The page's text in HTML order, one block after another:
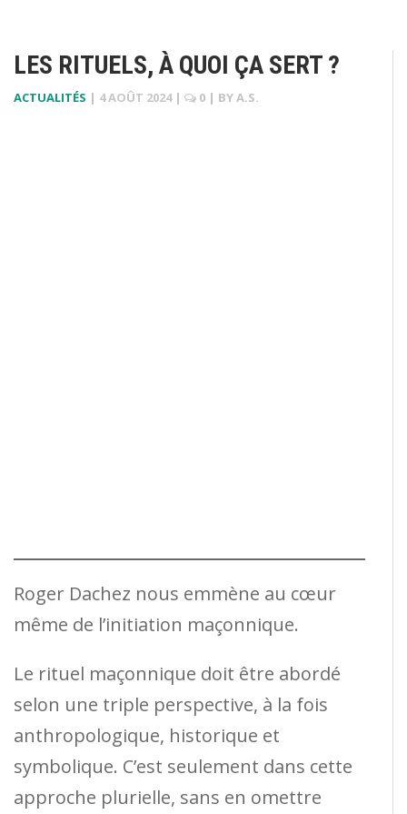
LES RITUELS, À QUOI ÇA SERT ?
ACTUALITÉS | 4 AOÛT 2024 | 0 | BYA.S.
Roger Dachez nous emmène au cœur
même de l’initiation maçonnique.
Le rituel maçonnique doit être abordé
selon une triple perspective, à la fois
anthropologique, historique et
symbolique. C’est seulement dans cette
approche plurielle, sans en omettre